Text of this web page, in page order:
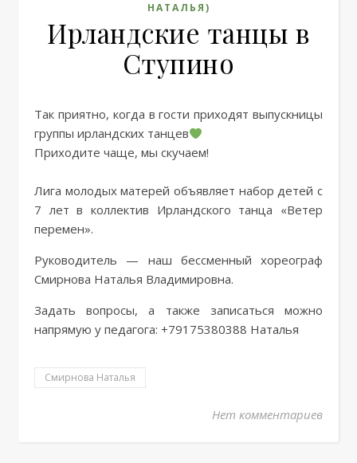
НАТАЛЬЯ)
Ирландские танцы в
Ступино
Так приятно, когда в гости приходят выпускницы
группы ирландских танцев
Приходите чаще, мы скучаем!
Лига молодых матерей объявляет набор детей с
7 лет в коллектив Ирландского танца «Ветер
перемен».
Руководитель — наш бессменный хореограф
Смирнова Наталья Владимировна.
Задать вопросы, а также записаться можно
напрямую у педагога: +79175380388 Наталья
Смирнова Наталья
Нет комментариев